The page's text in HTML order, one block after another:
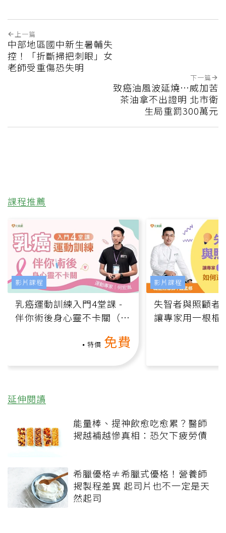
上一篇
中部地區國中新生暑輔失
控！「折斷掃把刺眼」女
老師受重傷恐失明
下一篇
致癌油風波延燒…威加苦
茶油拿不出證明 北市衛
生局重罰300萬元
課程推薦
乳癌運動訓練入門4堂課 -
伴你術後身心靈不卡關（線
特價 免費
影片課程
失智者與照顧者
讓專家用一根棍
影片課程
延伸閱讀
能量棒、提神飲愈吃愈累？醫師
揭越補越慘真相：恐欠下疲勞債
希臘優格≠希臘式優格！營養師
揭製程差異 起司片也不一定是天
然起司